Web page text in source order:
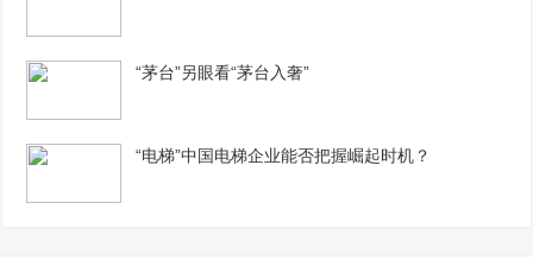
“茅台”另眼看“茅台入奢”
“电梯”中国电梯企业能否把握崛起时机？